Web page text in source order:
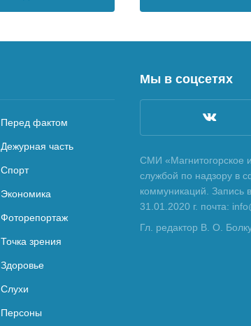
Перед фактом
Дежурная часть
Спорт
Экономика
Фоторепортаж
Точка зрения
Здоровье
Слухи
Персоны
Мы в соцсетях
СМИ «Магнитогорское
службой по надзору в
коммуникаций.
31.01.2020 г. почта:
Гл. редактор В. О.